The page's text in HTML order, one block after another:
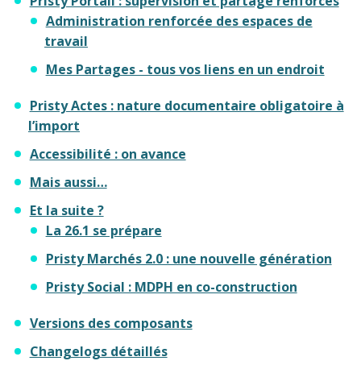
Administration renforcée des espaces de
travail
Mes Partages - tous vos liens en un endroit
Pristy Actes : nature documentaire obligatoire à
l’import
Accessibilité : on avance
Mais aussi…
Et la suite ?
La 26.1 se prépare
Pristy Marchés 2.0 : une nouvelle génération
Pristy Social : MDPH en co-construction
Versions des composants
Changelogs détaillés